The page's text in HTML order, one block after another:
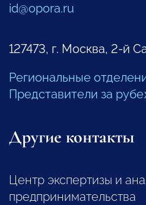
id@opora.ru
127473, г. Москва, 2-й
Региональные
Представители за
Другие контакты
Центр экспертизы и
предпринимательства